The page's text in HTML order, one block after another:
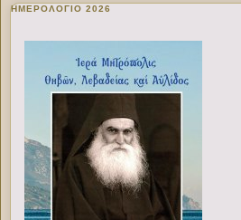
ΗΜΕΡΟΛΟΓΙΟ 2026